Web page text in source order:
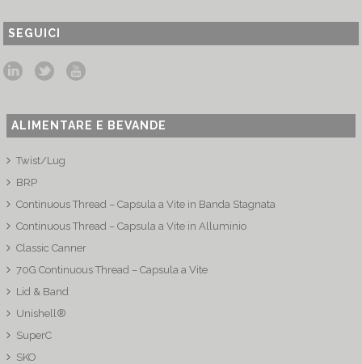
SEGUICI
ALIMENTARE E BEVANDE
Twist/Lug
BRP
Continuous Thread – Capsula a Vite in Banda Stagnata
Continuous Thread – Capsula a Vite in Alluminio
Classic Canner
70G Continuous Thread – Capsula a Vite
Lid & Band
Unishell®
SuperC
SKO